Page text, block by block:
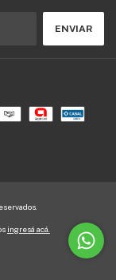
ingresá acá.